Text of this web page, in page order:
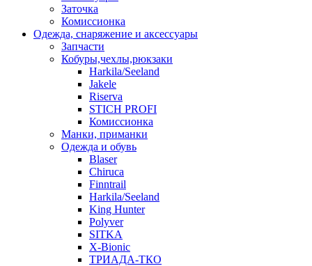
Заточка
Комиссионка
Одежда, снаряжение и аксессуары
Запчасти
Кобуры,чехлы,рюкзаки
Harkila/Seeland
Jakele
Riserva
STICH PROFI
Комиссионка
Манки, приманки
Одежда и обувь
Blaser
Chiruca
Finntrail
Harkila/Seeland
King Hunter
Polyver
SITKA
X-Bionic
ТРИАДА-ТКО